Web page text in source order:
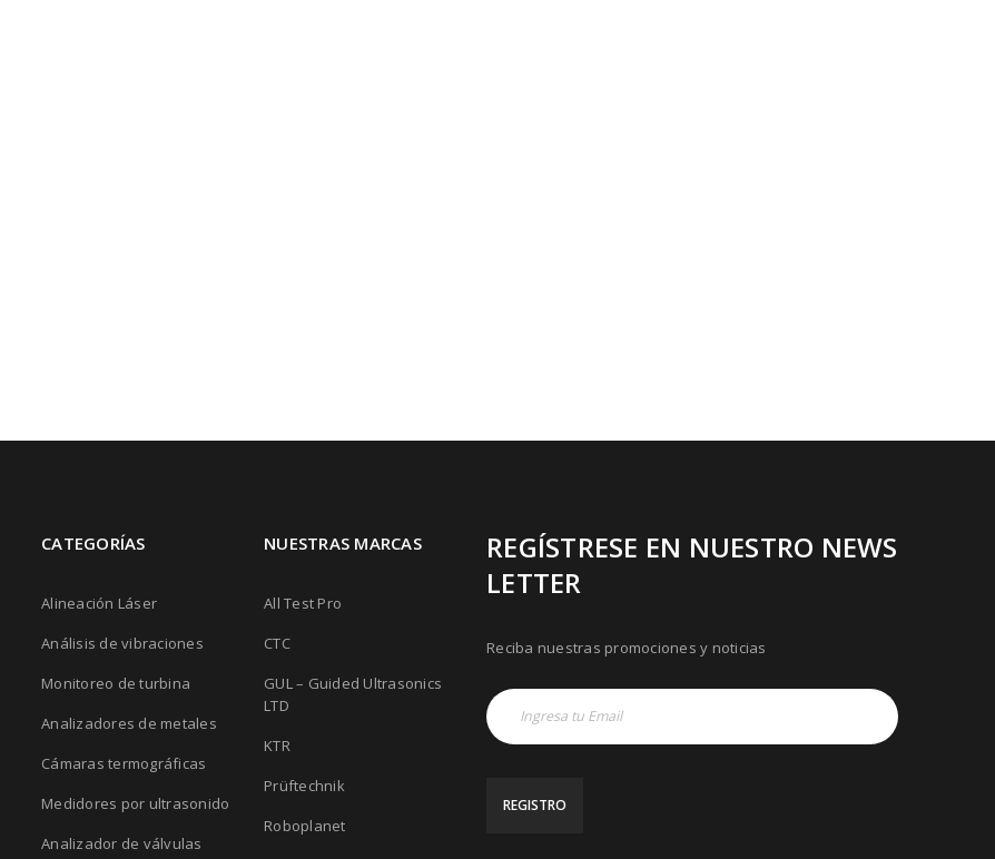
CATEGORÍAS
Alineación Láser
Análisis de vibraciones
Monitoreo de turbina
Analizadores de metales
Cámaras termográficas
Medidores por ultrasonido
Analizador de válvulas
NUESTRAS MARCAS
All Test Pro
CTC
GUL – Guided Ultrasonics
LTD
KTR
Prüftechnik
Roboplanet
REGÍSTRESE EN NUESTRO NEWS
LETTER
Reciba nuestras promociones y noticias